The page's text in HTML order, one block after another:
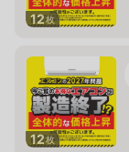
12枚
12枚